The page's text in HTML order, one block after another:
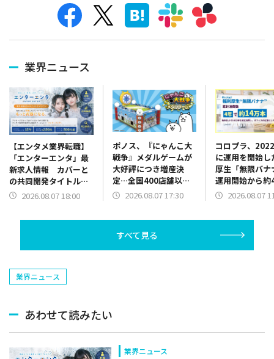
業界ニュース
【エンタメ業界転職】
「エンターエンタ」最
新求人情報 カバーと
の共同開発タイトル
『ホロドリ』の大ヒッ
2026.08.07 18:00
ポノス、『にゃんこ大
戦争』メダルゲームが
大好評につき増産決
定…全国400店舗以上
で稼働、新規導入店舗
2026.08.07 17:30
コロプラ、
に運用を開始し
厚生「無限バナ
運用開始から約
累計消費数で約
2026.08.07
すべて見る
業界ニュース
あわせて読みたい
業界ニュース